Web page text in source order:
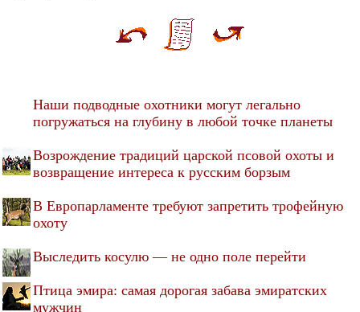
Наши подводные охотники могут легально
погружаться на глубину в любой точке планеты
Возрождение традиций царской псовой охоты и
возвращение интереса к русским борзым
В Европарламенте требуют запретить трофейную
охоту
Выследить косулю — не одно поле перейти
Птица эмира: самая дорогая забава эмиратских
мужчин